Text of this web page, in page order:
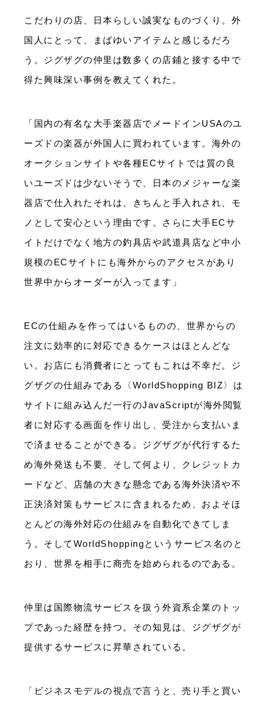
こだわりの店、日本らしい誠実なものづくり。外
国人にとって、まばゆいアイテムと感じるだろ
う。ジグザグの仲里は数多くの店鋪と接する中で
得た興味深い事例を教えてくれた。
「国内の有名な大手楽器店でメードインUSAのユ
ーズドの楽器が外国人に買われています。海外の
オークションサイトや各種ECサイトでは質の良
いユーズドは少ないそうで、日本のメジャーな楽
器店で仕入れたそれは、きちんと手入れされ、モ
ノとして安心という理由です。さらに大手ECサ
イトだけでなく地方の釣具店や武道具店など中小
規模のECサイトにも海外からのアクセスがあり
世界中からオーダーが入ってます」
ECの仕組みを作ってはいるものの、世界からの
注文に効率的に対応できるケースはほとんどな
い。お店にも消費者にとってもこれは不幸だ。ジ
グザグの仕組みである〈WorldShopping BIZ〉は
サイトに組み込んだ一行のJavaScriptが海外閲覧
者に対応する画面を作り出し、受注から支払いま
で済ませることができる。ジグザグが代行するた
め海外発送も不要、そして何より、クレジットカ
ードなど、店舗の大きな懸念である海外決済や不
正決済対策もサービスに含まれるため、およそほ
とんどの海外対応の仕組みを自動化できてしま
う。そしてWorldShoppingというサービス名のと
おり、世界を相手に商売を始められるのである。
仲里は国際物流サービスを扱う外資系企業のトッ
プであった経歴を持つ。その知見は、ジグザグが
提供するサービスに昇華されている。
「ビジネスモデルの視点で言うと、売り手と買い